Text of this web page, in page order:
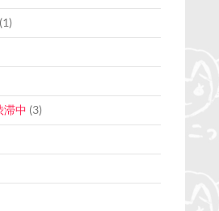
(1)
滞中 (3)